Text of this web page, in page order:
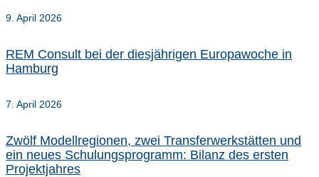
9. April 2026
REM Consult bei der diesjährigen Europawoche in
Hamburg
7. April 2026
Zwölf Modellregionen, zwei Transferwerkstätten und
ein neues Schulungsprogramm: Bilanz des ersten
Projektjahres